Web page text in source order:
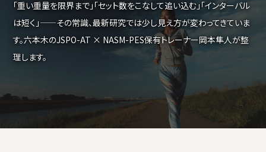
「重い重量を限界まで」「セット数をこなして追い込む」「インターバル
は短く」——その常識、最新研究では少し見え方が変わってきていま
す。六本木のJSPO-AT × NASM-PES保有トレーナー岡本隼人が整
理します。